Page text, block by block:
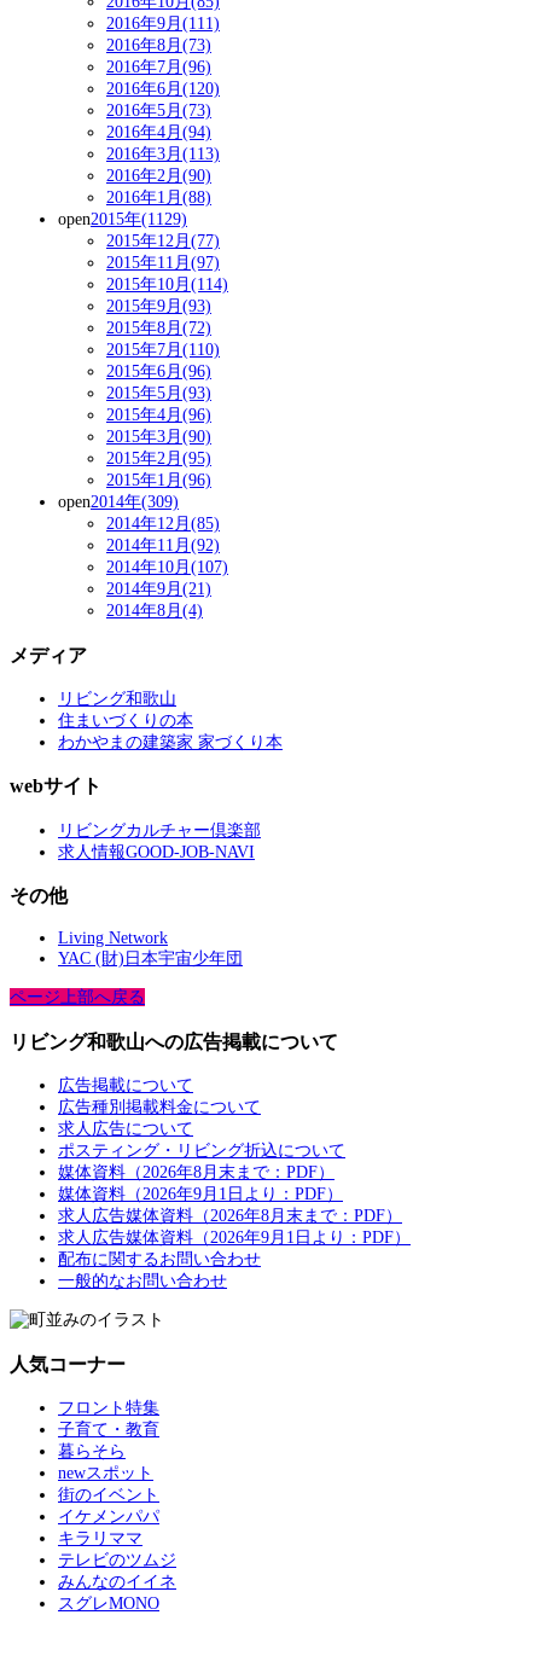
2016年9月(111)
2016年8月(73)
2016年7月(96)
2016年6月(120)
2016年5月(73)
2016年4月(94)
2016年3月(113)
2016年2月(90)
2016年1月(88)
open2015年(1129)
2015年12月(77)
2015年11月(97)
2015年10月(114)
2015年9月(93)
2015年8月(72)
2015年7月(110)
2015年6月(96)
2015年5月(93)
2015年4月(96)
2015年3月(90)
2015年2月(95)
2015年1月(96)
open2014年(309)
2014年12月(85)
2014年11月(92)
2014年10月(107)
2014年9月(21)
2014年8月(4)
メディア
リビング和歌山
住まいづくりの本
わかやまの建築家 家づくり本
webサイト
リビングカルチャー倶楽部
求人情報GOOD-JOB-NAVI
その他
Living Network
YAC (財)日本宇宙少年団
ページ上部へ戻る
リビング和歌山への広告掲載について
広告掲載について
広告種別掲載料金について
求人広告について
ポスティング・リビング折込について
媒体資料（2026年8月末まで：PDF）
媒体資料（2026年9月1日より：PDF）
求人広告媒体資料（2026年8月末まで：PDF）
求人広告媒体資料（2026年9月1日より：PDF）
配布に関するお問い合わせ
一般的なお問い合わせ
人気コーナー
フロント特集
子育て・教育
暮らそら
newスポット
街のイベント
イケメンパパ
キラリママ
テレビのツムジ
みんなのイイネ
スグレMONO